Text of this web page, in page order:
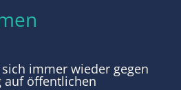
immer wieder gegen
auf öffentlichen